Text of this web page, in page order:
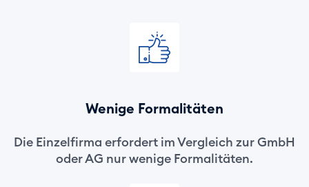
Wenige Formalitäten
Die Einzelfirma erfordert im Vergleich zur GmbH
oder AG nur wenige Formalitäten.